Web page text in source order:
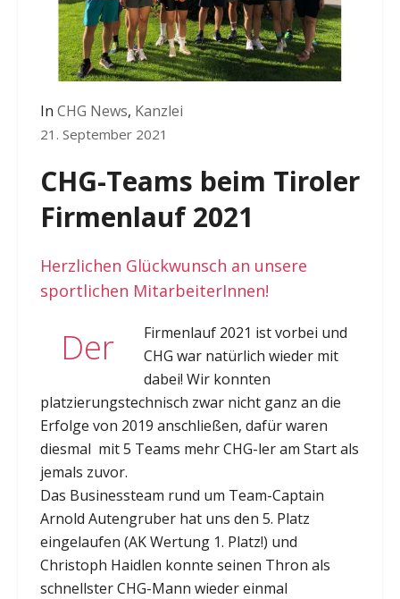
In CHG News, Kanzlei
21. September 2021
CHG-Teams beim Tiroler
Firmenlauf 2021
Herzlichen Glückwunsch an unsere
sportlichen MitarbeiterInnen!
Der
Firmenlauf 2021 ist vorbei und
CHG war natürlich wieder mit
dabei! Wir konnten
platzierungstechnisch zwar nicht ganz an die
Erfolge von 2019 anschließen, dafür waren
diesmal mit 5 Teams mehr CHG-ler am Start als
jemals zuvor.
Das Businessteam rund um Team-Captain
Arnold Autengruber hat uns den 5. Platz
eingelaufen (AK Wertung 1. Platz!) und
Christoph Haidlen konnte seinen Thron als
schnellster CHG-Mann wieder einmal